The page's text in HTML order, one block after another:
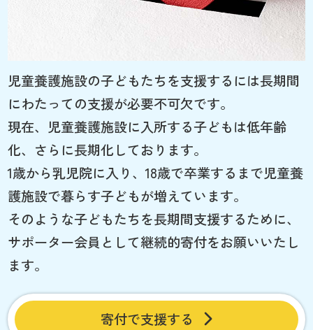
児童養護施設の子どもたちを支援するには長期間
にわたっての支援が必要不可欠です。
現在、児童養護施設に入所する子どもは低年齢
化、さらに長期化しております。
1歳から乳児院に入り、18歳で卒業するまで児童養
護施設で暮らす子どもが増えています。
そのような子どもたちを長期間支援するために、
サポーター会員として継続的寄付をお願いいたし
ます。
寄付で支援する